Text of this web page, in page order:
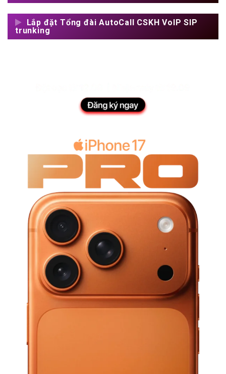
Lắp đặt Tổng đài AutoCall CSKH VoIP SIP
trunking